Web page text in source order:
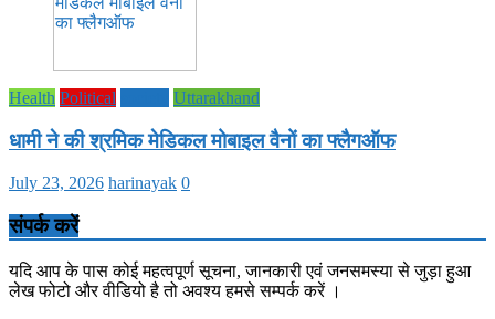
Health Political Uttarakhand
धामी ने की श्रमिक मेडिकल मोबाइल वैनों का फ्लैगऑफ
July 23, 2026 harinayak 0
संपर्क करें
यदि आप के पास कोई महत्वपूर्ण सूचना, जानकारी एवं जनसमस्या से जुड़ा हुआ
लेख फोटो और वीडियो है तो अवश्य हमसे सम्पर्क करें ।